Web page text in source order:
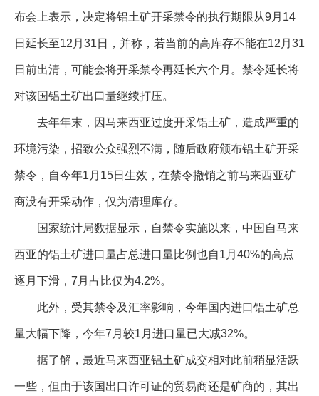
地矿 建设
党建工作
企业文化
《资源再生》杂志
行情报价
布会上表示，决定将铝土矿开采禁令的执行期限从9月14
日延长至12月31日，并称，若当前的高库存不能在12月31
日前出清，可能会将开采禁令再延长六个月。禁令延长将
对该国铝土矿出口量继续打压。
去年年末，因马来西亚过度开采铝土矿，造成严重的
环境污染，招致公众强烈不满，随后政府颁布铝土矿开采
禁令，自今年1月15日生效，在禁令撤销之前马来西亚矿
商没有开采动作，仅为清理库存。
国家统计局数据显示，自禁令实施以来，中国自马来
西亚的铝土矿进口量占总进口量比例也自1月40%的高点
逐月下滑，7月占比仅为4.2%。
此外，受其禁令及汇率影响，今年国内进口铝土矿总
量大幅下降，今年7月较1月进口量已大减32%。
据了解，最近马来西亚铝土矿成交相对此前稍显活跃
一些，但由于该国出口许可证的贸易商还是矿商的，其出